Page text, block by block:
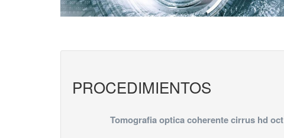
PROCEDIMIENTOS
Tomografia optica coherente cirrus hd oct